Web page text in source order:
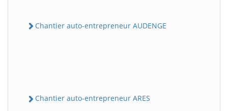
Chantier auto-entrepreneur AUDENGE
Chantier auto-entrepreneur ARES